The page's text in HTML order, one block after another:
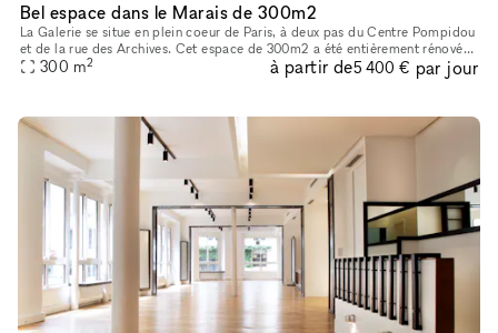
Bel espace dans le Marais de 300m2
La Galerie se situe en plein coeur de Paris, à deux pas du Centre Pompidou
et de la rue des Archives. Cet espace de 300m2 a été entièrement rénové
en 2022 afin d’acceuillir un nouvel espace d’exposit
300 m2 à partir de5 400 € par jour